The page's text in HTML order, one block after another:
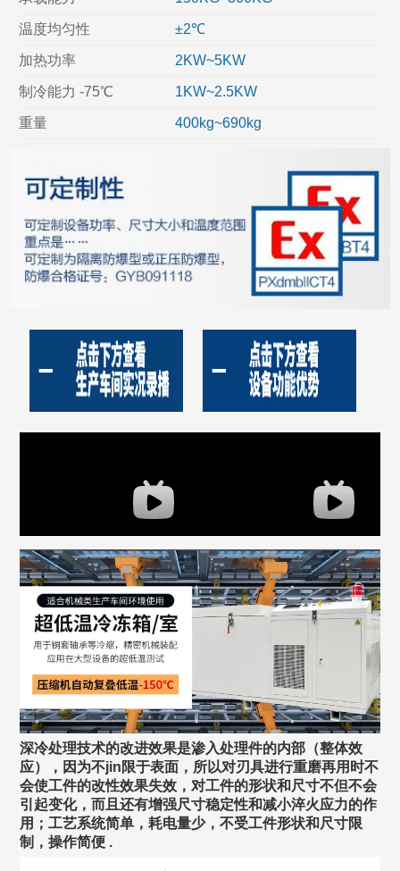
温度均匀性 ±2℃
加热功率 2KW~5KW
制冷能力 -75℃ 1KW~2.5KW
重量 400kg~690kg
深冷处理技术的改进效果是渗入处理件的内部（整体效
应），因为不jin限于表面，所以对刃具进行重磨再用时不
会使工件的改性效果失效，对工件的形状和尺寸不但不会
引起变化，而且还有增强尺寸稳定性和减小淬火应力的作
用；工艺系统简单，耗电量少，不受工件形状和尺寸限
制，操作简便 .